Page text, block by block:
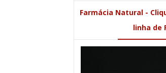
Farmácia Natural -
linha de